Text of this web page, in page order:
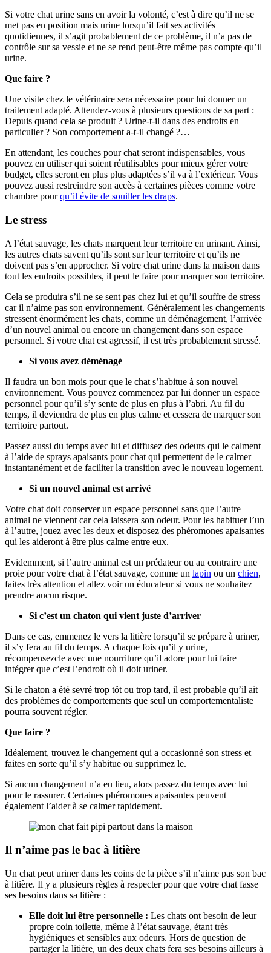
Si votre chat urine sans en avoir la volonté, c’est à dire qu’il ne se
met pas en position mais urine lorsqu’il fait ses activités
quotidiennes, il s’agit probablement de ce problème, il n’a pas de
contrôle sur sa vessie et ne se rend peut-être même pas compte qu’il
urine.
Que faire ?
Une visite chez le vétérinaire sera nécessaire pour lui donner un
traitement adapté. Attendez-vous à plusieurs questions de sa part :
Depuis quand cela se produit ? Urine-t-il dans des endroits en
particulier ? Son comportement a-t-il changé ?…
En attendant, les couches pour chat seront indispensables, vous
pouvez en utiliser qui soient réutilisables pour mieux gérer votre
budget, elles seront en plus plus adaptées s’il va à l’extérieur. Vous
pouvez aussi restreindre son accès à certaines pièces comme votre
chambre pourqu’il évite de souiller les draps.
Le stress
A l’état sauvage, les chats marquent leur territoire en urinant. Ainsi,
les autres chats savent qu’ils sont sur leur territoire et qu’ils ne
doivent pas s’en approcher. Si votre chat urine dans la maison dans
tout les endroits possibles, il peut le faire pour marquer son territoire.
Cela se produira s’il ne se sent pas chez lui et qu’il souffre de stress
car il n’aime pas son environnement. Généralement les changements
stressent énormément les chats, comme un déménagement, l’arrivée
d’un nouvel animal ou encore un changement dans son espace
personnel. Si votre chat est agressif, il est très probablement stressé.
Si vous avez déménagé
Il faudra un bon mois pour que le chat s’habitue à son nouvel
environnement. Vous pouvez commencez par lui donner un espace
personnel pour qu’il s’y sente de plus en plus à l’abri. Au fil du
temps, il deviendra de plus en plus calme et cessera de marquer son
territoire partout.
Passez aussi du temps avec lui et diffusez des odeurs qui le calment
à l’aide de sprays apaisants pour chat qui permettent de le calmer
instantanément et de faciliter la transition avec le nouveau logement.
Si un nouvel animal est arrivé
Votre chat doit conserver un espace personnel sans que l’autre
animal ne viennent car cela laissera son odeur. Pour les habituer l’un
à l’autre, jouez avec les deux et disposez des phéromones apaisantes
qui les aideront à être plus calme entre eux.
Evidemment, si l’autre animal est un prédateur ou au contraire une
proie pour votre chat à l’état sauvage, comme un lapin ou un chien,
faites très attention et allez voir un éducateur si vous ne souhaitez
prendre aucun risque.
Si c’est un chaton qui vient juste d’arriver
Dans ce cas, emmenez le vers la litière lorsqu’il se prépare à uriner,
il s’y fera au fil du temps. A chaque fois qu’il y urine,
récompensezcle avec une nourriture qu’il adore pour lui faire
intégrer que c’est l’endroit où il doit uriner.
Si le chaton a été sevré trop tôt ou trop tard, il est probable qu’il ait
des problèmes de comportements que seul un comportementaliste
pourra souvent régler.
Que faire ?
Idéalement, trouvez le changement qui a occasionné son stress et
faites en sorte qu’il s’y habitue ou supprimez le.
Si aucun changement n’a eu lieu, alors passez du temps avec lui
pour le rassurer. Certaines phéromones apaisantes peuvent
également l’aider à se calmer rapidement.
Il n’aime pas le bac à litière
Un chat peut uriner dans les coins de la pièce s’il n’aime pas son bac
à litière. Il y a plusieurs règles à respecter pour que votre chat fasse
ses besoins dans sa litière :
Elle doit lui être personnelle : Les chats ont besoin de leur
propre coin toilette, même à l’état sauvage, étant très
hygiéniques et sensibles aux odeurs. Hors de question de
partager la litière, un des deux chats fera ses besoins ailleurs à